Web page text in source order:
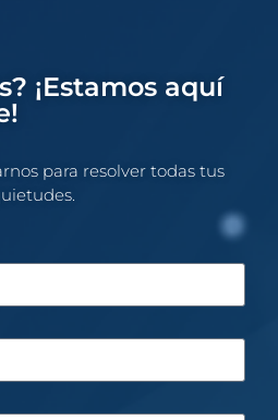
¡Estamos aquí
para resolver todas tus